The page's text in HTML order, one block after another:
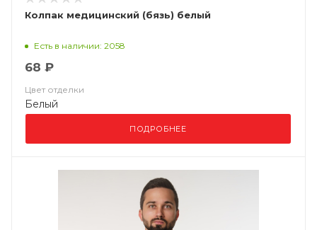
Колпак медицинский (бязь) белый
Есть в наличии: 2058
68 ₽
Цвет отделки
Белый
ПОДРОБНЕЕ